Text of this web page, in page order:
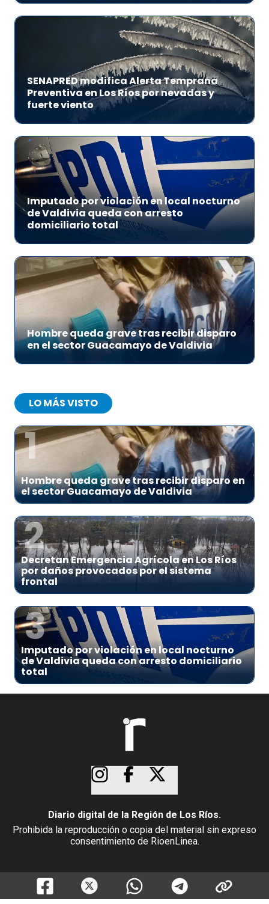
SENAPRED modifica Alerta Temprana
Preventiva en Los Ríos por nevadas y
fuerte viento
Imputado por violación en local nocturno
de Valdivia queda con arresto
domiciliario total
Hombre queda grave tras recibir disparo
en el sector Guacamayo de Valdivia
LO MÁS VISTO
1
Hombre queda grave tras recibir disparo en
el sector Guacamayo de Valdivia
2
Decretan Emergencia Agrícola en Los Ríos
por daños provocados por el sistema
frontal
3
Imputado por violación en local nocturno
de Valdivia queda con arresto domiciliario
total
Diario digital de la Región de Los Ríos.
Prohibida la reproducción o copia del material sin expreso
consentimiento de RioenLinea.